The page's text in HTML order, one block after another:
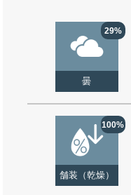
29%
曇
100%
舗装（乾燥）